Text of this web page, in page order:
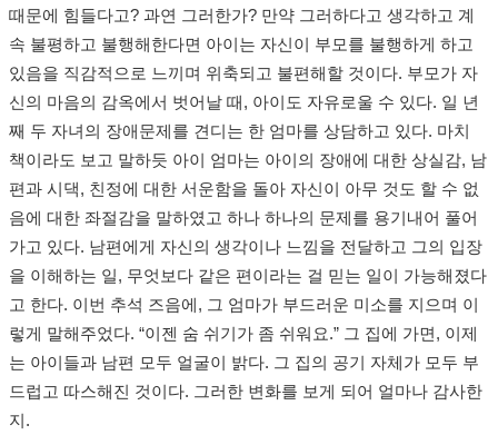
때문에 힘들다고? 과연 그러한가? 만약 그러하다고 생각하고 계
속 불평하고 불행해한다면 아이는 자신이 부모를 불행하게 하고
있음을 직감적으로 느끼며 위축되고 불편해할 것이다. 부모가 자
신의 마음의 감옥에서 벗어날 때, 아이도 자유로울 수 있다. 일 년
째 두 자녀의 장애문제를 견디는 한 엄마를 상담하고 있다. 마치
책이라도 보고 말하듯 아이 엄마는 아이의 장애에 대한 상실감, 남
편과 시댁, 친정에 대한 서운함을 돌아 자신이 아무 것도 할 수 없
음에 대한 좌절감을 말하였고 하나 하나의 문제를 용기내어 풀어
가고 있다. 남편에게 자신의 생각이나 느낌을 전달하고 그의 입장
을 이해하는 일, 무엇보다 같은 편이라는 걸 믿는 일이 가능해졌다
고 한다. 이번 추석 즈음에, 그 엄마가 부드러운 미소를 지으며 이
렇게 말해주었다. “이젠 숨 쉬기가 좀 쉬워요.” 그 집에 가면, 이제
는 아이들과 남편 모두 얼굴이 밝다. 그 집의 공기 자체가 모두 부
드럽고 따스해진 것이다. 그러한 변화를 보게 되어 얼마나 감사한
지.